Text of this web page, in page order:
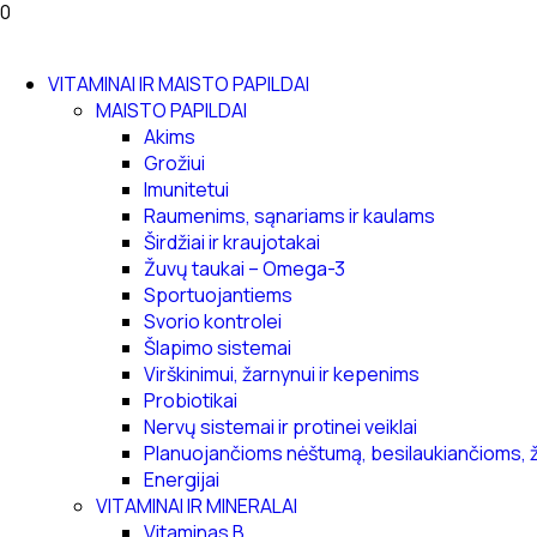
0
VITAMINAI IR MAISTO PAPILDAI
MAISTO PAPILDAI
Akims
Grožiui
Imunitetui
Raumenims, sąnariams ir kaulams
Širdžiai ir kraujotakai
Žuvų taukai – Omega-3
Sportuojantiems
Svorio kontrolei
Šlapimo sistemai
Virškinimui, žarnynui ir kepenims
Probiotikai
Nervų sistemai ir protinei veiklai
Planuojančioms nėštumą, besilaukiančioms,
Energijai
VITAMINAI IR MINERALAI